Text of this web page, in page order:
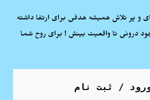
و پر تلاش همیشه هدفی برای ارتفا داشته
درونی تا واقعیت بینش ! برای روح شما
/ ثبت نام